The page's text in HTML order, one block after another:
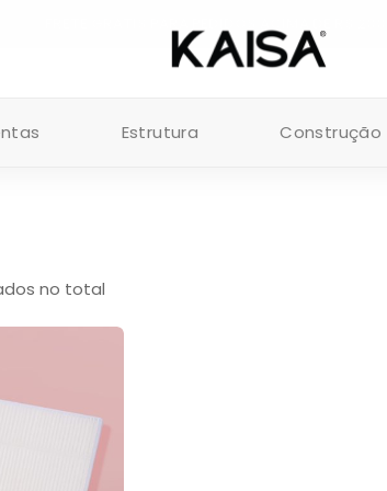
Estrutura Construção
no total